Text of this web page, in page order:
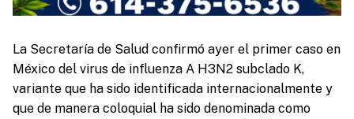
La Secretaría de Salud confirmó ayer el primer caso en
México del virus de influenza A H3N2 subclado K,
variante que ha sido identificada internacionalmente y
que de manera coloquial ha sido denominada como